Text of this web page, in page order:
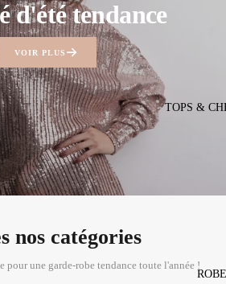
TOPS &
d'été tendance
VOIR PLUS
nos catégories
pour une garde-robe tendance toute l'année !